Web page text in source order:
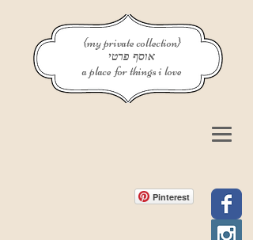
{my private collection}
אוסף פרטי
a place for things i love
Pinterest